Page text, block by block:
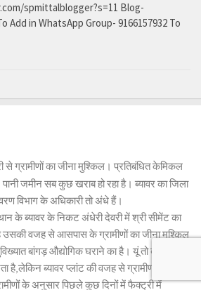
spmittalblogger?s=11 Blog-
Add in WhatsApp Group- 9166157932 To
से ग्रामीणों का जीना मुश्किल। प्रतिबंधित केमिकल
जमीन सब कुछ खराब हो रहा है। ब्यावर का जिला
विभाग के अधिकारी तो अंधे हैं।
के ब्यावर के निकट अंधेरी देवरी में श्री सीमेंट का
उसकी वजह से आसपास के ग्रामीणों का जीना मुश्किल
बांगड़ औद्योगिक घराने का है। यूं तो बांगड़
है,लेकिन ब्यावर प्लांट की वजह से ग्रामीणों को सांस
के अनुसार पिछले कुछ दिनों में फैक्ट्री में